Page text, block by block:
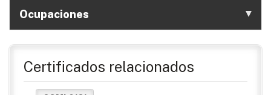
Ocupaciones
Certificados relacionados